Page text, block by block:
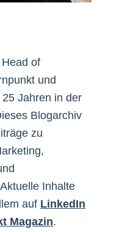
of
und
Jahren in der
Blogarchiv
zu
Inhalte
auf LinkedIn
Magazin.